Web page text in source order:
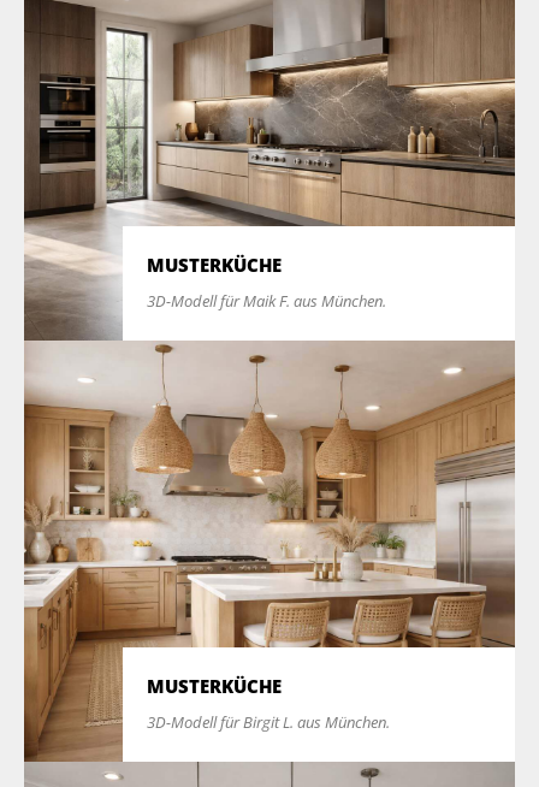
MUSTERKÜCHE
3D-Modell für Maik F. aus München.
MUSTERKÜCHE
3D-Modell für Birgit L. aus München.